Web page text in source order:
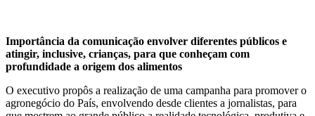
Importância da comunicação envolver diferentes públicos e
atingir, inclusive, crianças, para que conheçam com
profundidade a origem dos alimentos
O executivo propôs a realização de uma campanha para promover o
agronegócio do País, envolvendo desde clientes a jornalistas, para